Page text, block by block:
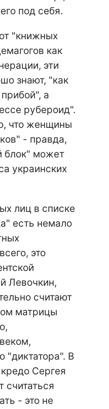
под себя.
"книжных
как
эти
знают, "как
а
рубероид".
что женщины
- правда,
блок" может
украинских
лиц в списке
есть немало
это
Левочкин,
считают
матрицы
"диктатора". В
Сергея
- это не